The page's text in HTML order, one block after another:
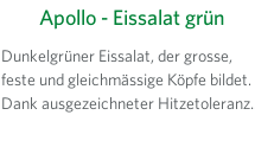
Apollo - Eissalat grün
Dunkelgrüner Eissalat, der grosse,
feste und gleichmässige Köpfe bildet.
Dank ausgezeichneter Hitzetoleranz